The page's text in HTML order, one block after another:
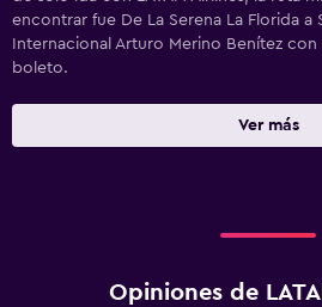
encontrar fue De La Serena La Florida a
Internacional Arturo Merino Benítez
boleto.
Ver más
Opiniones de